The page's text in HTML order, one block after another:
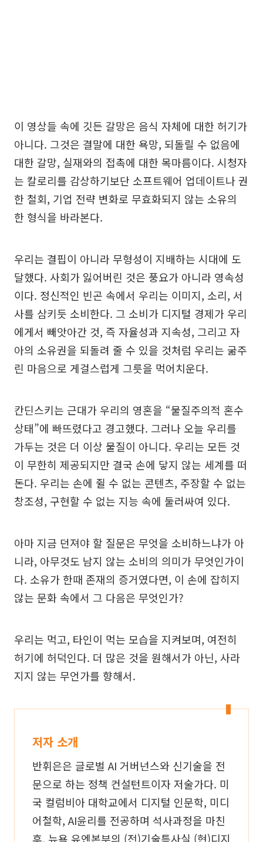
이 영상들 속에 깃든 갈망은 음식 자체에 대한 허기가
아니다. 그것은 결말에 대한 욕망, 되돌릴 수 없음에
대한 갈망, 실재와의 접촉에 대한 목마름이다. 시청자
는 칼로리를 감상하기보단 소프트웨어 업데이트나 권
한 철회, 기업 전략 변화로 무효화되지 않는 소유의
한 형식을 바라본다.
우리는 결핍이 아니라 무형성이 지배하는 시대에 도
달했다. 사회가 잃어버린 것은 풍요가 아니라 영속성
이다. 정신적인 빈곤 속에서 우리는 이미지, 소리, 서
사를 삼키듯 소비한다. 그 소비가 디지털 경제가 우리
에게서 빼앗아간 것, 즉 자율성과 지속성, 그리고 자
아의 소유권을 되돌려 줄 수 있을 것처럼 우리는 굶주
린 마음으로 게걸스럽게 그릇을 먹어치운다.
칸딘스키는 근대가 우리의 영혼을 “물질주의적 혼수
상태”에 빠뜨렸다고 경고했다. 그러나 오늘 우리를
가두는 것은 더 이상 물질이 아니다. 우리는 모든 것
이 무한히 제공되지만 결국 손에 닿지 않는 세계를 떠
돈다. 우리는 손에 쥘 수 없는 콘텐츠, 주장할 수 없는
창조성, 구현할 수 없는 지능 속에 둘러싸여 있다.
아마 지금 던져야 할 질문은 무엇을 소비하느냐가 아
니라, 아무것도 남지 않는 소비의 의미가 무엇인가이
다. 소유가 한때 존재의 증거였다면, 이 손에 잡히지
않는 문화 속에서 그 다음은 무엇인가?
우리는 먹고, 타인이 먹는 모습을 지켜보며, 여전히
허기에 허덕인다. 더 많은 것을 원해서가 아닌, 사라
지지 않는 무언가를 향해서.
저자 소개
반휘은은 글로벌 AI 거버넌스와 신기술을 전
문으로 하는 정책 컨설턴트이자 저술가다. 미
국 컬럼비아 대학교에서 디지털 인문학, 미디
어철학, AI윤리를 전공하며 석사과정을 마친
후, 뉴욕 유엔본부의 (전)기술특사실 (현)디지